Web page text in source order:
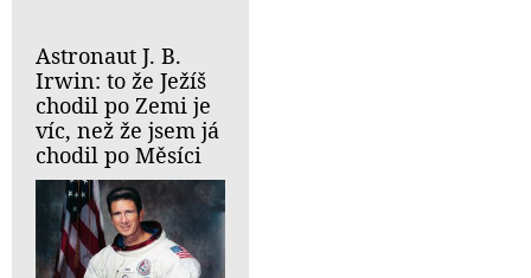
Astronaut J. B.
Irwin: to že Ježíš
chodil po Zemi je
víc, než že jsem já
chodil po Měsíci